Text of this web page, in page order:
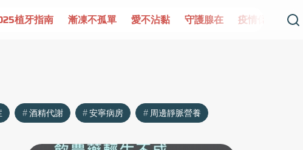
植牙指南 漸凍不孤單 愛不沾黏 守護腺在 疫情保衛戰
酒精代謝 安寧病房 周邊靜脈營養